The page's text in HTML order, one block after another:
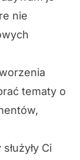
nie
tematy o
Ci